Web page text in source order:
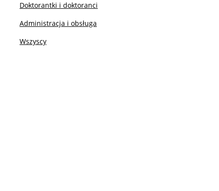
Doktorantki i doktoranci
Administracja i obsługa
Wszyscy